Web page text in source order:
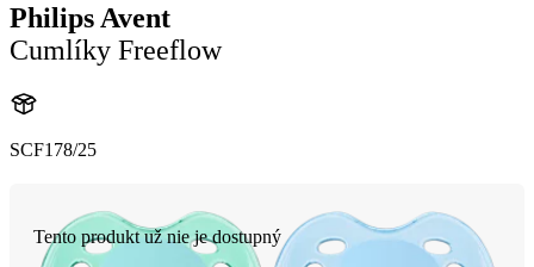
Philips Avent
Cumlíky Freeflow
SCF178/25
Tento produkt už nie je dostupný